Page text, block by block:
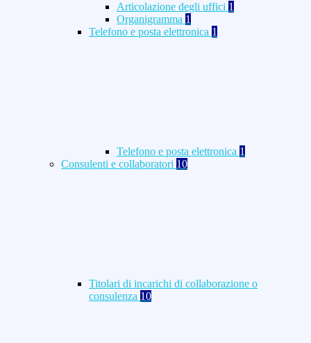
Articolazione degli uffici 1
Organigramma 1
Telefono e posta elettronica 1
Telefono e posta elettronica 1
Consulenti e collaboratori 10
Titolari di incarichi di collaborazione o
consulenza 10